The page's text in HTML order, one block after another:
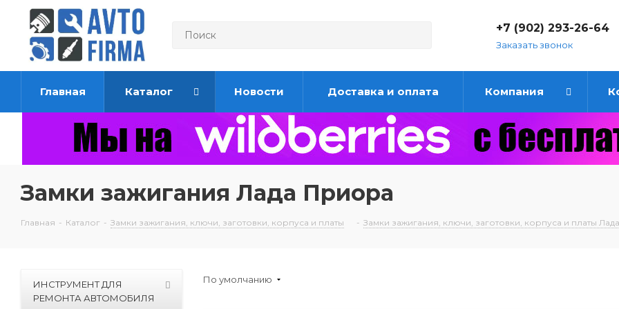
+7 (902) 293-26-64
Заказать звонок
Главная Каталог Новости Доставка и оплата Компания
Замки зажигания Лада Приора
Главная - Каталог - Замки зажигания, ключи, заготовки, корпуса и платы - Замки зажигания, ключи, заготовки, корпуса и платы
По умолчанию
ИНСТРУМЕНТ ДЛЯ
РЕМОНТА АВТОМОБИЛЯ